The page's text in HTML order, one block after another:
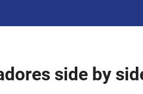
side by